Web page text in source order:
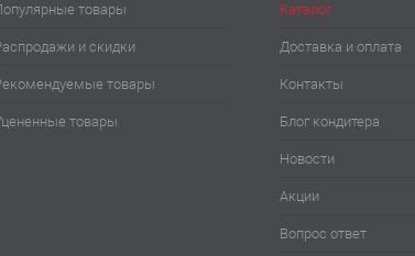
товары
и скидки
товары
товары
Каталог
Доставка и оплата
Контакты
Блог кондитера
Новости
Акции
Вопрос ответ